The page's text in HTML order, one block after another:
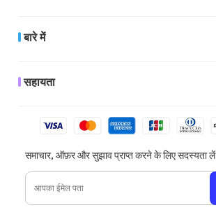
बारे में
सहायता
समाचार, ऑफ़र और सुझाव प्राप्त करने के लिए सदस्यता लें